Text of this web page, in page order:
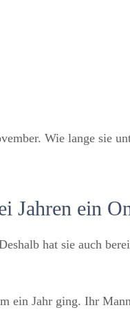
Wie lange sie
Jahren ein
hat sie auch
Jahr ging. Ihr